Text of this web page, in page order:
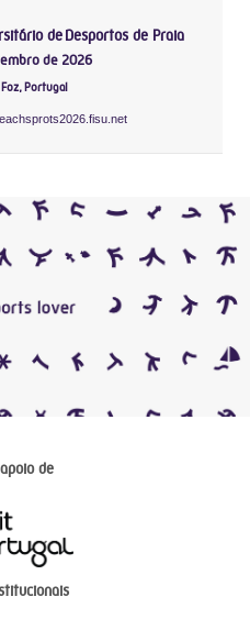
de Desportos de Praia
de 2026
Portugal
de